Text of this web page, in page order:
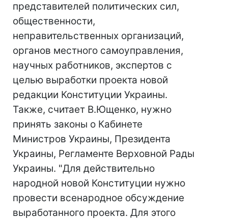
представителей политических сил,
общественности,
неправительственных организаций,
органов местного самоуправления,
научных работников, экспертов с
целью выработки проекта новой
редакции Конституции Украины.
Также, считает В.Ющенко, нужно
принять законы о Кабинете
Министров Украины, Президента
Украины, Регламенте Верховной Рады
Украины. "Для действительно
народной новой Конституции нужно
провести всенародное обсуждение
выработанного проекта. Для этого